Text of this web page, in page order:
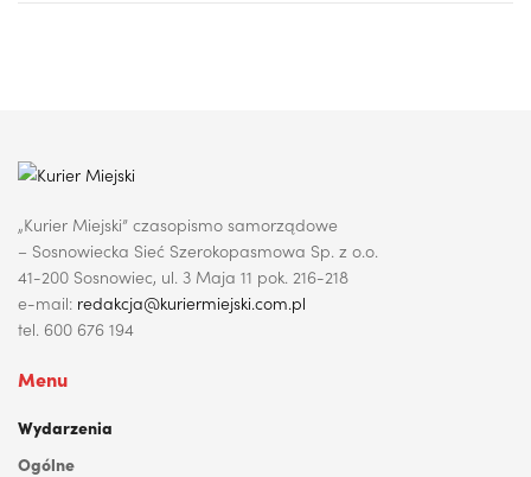
„Kurier Miejski” czasopismo samorządowe
– Sosnowiecka Sieć Szerokopasmowa Sp. z o.o.
41-200 Sosnowiec, ul. 3 Maja 11 pok. 216-218
e-mail: redakcja@kuriermiejski.com.pl
tel. 600 676 194
Menu
Wydarzenia
Ogólne